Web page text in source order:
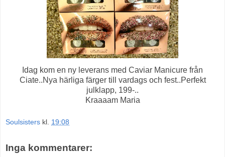
Idag kom en ny leverans med Caviar Manicure från
Ciate..Nya härliga färger till vardags och fest..Perfekt
julklapp, 199-..
Kraaaam Maria
Soulsisters kl. 19:08
Inga kommentarer: